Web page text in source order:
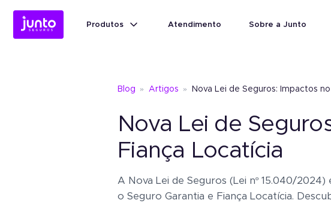
Produtos Atendimento Sobre a Junto
Conheça oFiança
Conheça oSeguro
Garantia
Seguro Garantia Judicial
Fiança Locatícia
Seguro Garantia
JudicialUm jeito simples de oferecer garantia sem
Blog » Artigos » Nova Lei de Seguros: Impactos
Nova Lei de
Fiança Locatícia
A Nova Lei de Seguros (Lei nº 15.040/
o Seguro Garantia e Fiança Locatícia.